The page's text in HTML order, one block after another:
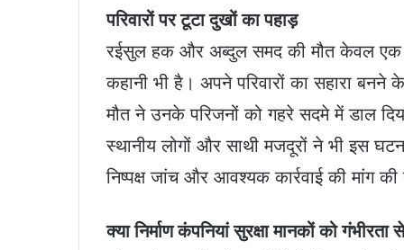
परिवारों पर टूटा दुखों का पहाड़
रईसुल हक और अब्दुल समद की मौत केवल एक
कहानी भी है। अपने परिवारों का सहारा
मौत ने उनके परिजनों को गहरे सदमे में डाल
स्थानीय लोगों और साथी मजदूरों ने भी इस
निष्पक्ष जांच और आवश्यक कार्रवाई की मांग की
क्या निर्माण कंपनियां सुरक्षा मानकों को गंभीरता